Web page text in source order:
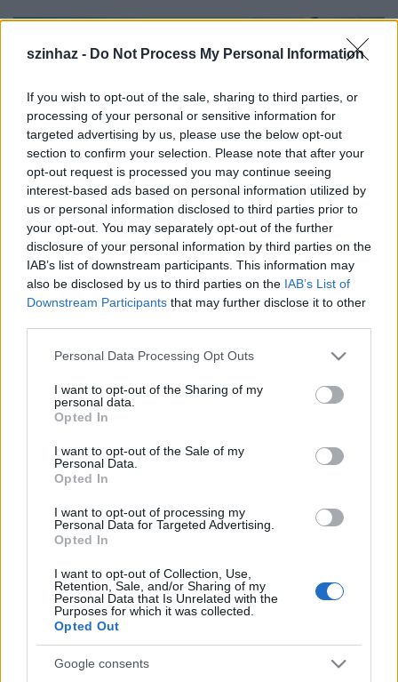
szinhaz - Do Not Process My Personal Information
If you wish to opt-out of the sale, sharing to third parties, or
processing of your personal or sensitive information for
targeted advertising by us, please use the below opt-out
section to confirm your selection. Please note that after your
opt-out request is processed you may continue seeing
interest-based ads based on personal information utilized by
us or personal information disclosed to third parties prior to
your opt-out. You may separately opt-out of the further
disclosure of your personal information by third parties on the
IAB’s list of downstream participants. This information may
also be disclosed by us to third parties on the IAB’s List of
Downstream Participants that may further disclose it to other
Please note that this website/app uses one or more Google
not limited to your visit or usage behaviour. You may click to
grant or deny consent to Google and its third-party tags to
use your data for below specified purposes in below Google
consent section.
Personal Data Processing Opt Outs
I want to opt-out of the Sharing of my
personal data.
Opted In
I want to opt-out of the Sale of my
Personal Data.
Opted In
I want to opt-out of processing my
Personal Data for Targeted Advertising.
Opted In
I want to opt-out of Collection, Use,
Retention, Sale, and/or Sharing of my
Personal Data that Is Unrelated with the
Purposes for which it was collected.
Opted Out
Google consents
A szervezők köszönik a beküldött pályamunkákat,
ugyanakkor felhívják a résztvevők és az érdeklődő
közönség figyelmét, hogy a fesztivál megrendezését
és lebonyolítását a következő hónapok járványügyi
későbbiekben közöl a színház. Ahonlapot
és a
A válogatásba bekerült előadások a következők:
Twins– Frenák Pál Társulat
Noir– TranzDanz / Kovács Gerzson Péter Társulata
Nihil Sine Deo
AfterEverAfter– Oberfrank Réka, Horváth Nóra
Kelly– Raubinek Lili
Singing Bodies Trilogy
Wonderland– Duda Éva Társulat
Folkamenco– FlamenCorazonArte
A tizedik vőlegény– Duna Táncműhely
Awakening– Létra Kulturális Egyesület
11.Kis esti vakság– Pataki Klári Társulat
sorrynotsorry– Ádám Anna